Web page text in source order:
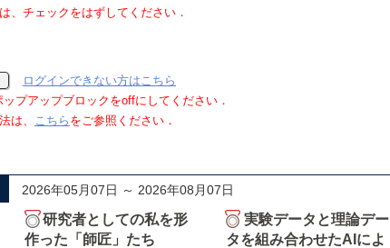
、チェックをはずしてください．
ログインできない方はこちら
プアップブロックをoffにしてください．
は、 こちら をご参照ください．
2026年05月07日 ～ 2026年08月07日
研究者としての私を形
作った「師匠」たち
実験データと理論デー
タを組み合わせたAIによ